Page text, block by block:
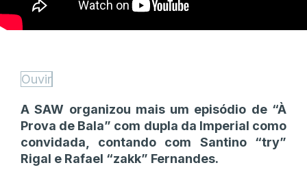
Ouvir
A SAW organizou mais um episódio de “À
Prova de Bala” com dupla da Imperial como
convidada, contando com Santino “try”
Rigal e Rafael “zakk” Fernandes.